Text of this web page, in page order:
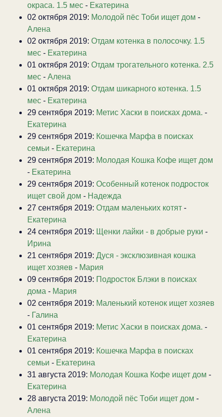
окраса. 1.5 мес - Екатерина
02 октября 2019: Молодой пёс Тоби ищет дом -
Алена
02 октября 2019: Отдам котенка в полосочку. 1.5
мес - Екатерина
01 октября 2019: Отдам трогательного котенка. 2.5
мес - Алена
01 октября 2019: Отдам шикарного котенка. 1.5
мес - Екатерина
29 сентября 2019: Метис Хаски в поисках дома. -
Екатерина
29 сентября 2019: Кошечка Марфа в поисках
семьи - Екатерина
29 сентября 2019: Молодая Кошка Кофе ищет дом
- Екатерина
29 сентября 2019: Особенный котенок подросток
ищет свой дом - Надежда
27 сентября 2019: Отдам маленьких котят -
Екатерина
24 сентября 2019: Щенки лайки - в добрые руки -
Ирина
21 сентября 2019: Дуся - эксклюзивная кошка
ищет хозяев - Мария
09 сентября 2019: Подросток Блэки в поисках
дома - Мария
02 сентября 2019: Маленький котенок ищет хозяев
- Галина
01 сентября 2019: Метис Хаски в поисках дома. -
Екатерина
01 сентября 2019: Кошечка Марфа в поисках
семьи - Екатерина
31 августа 2019: Молодая Кошка Кофе ищет дом -
Екатерина
28 августа 2019: Молодой пёс Тоби ищет дом -
Алена